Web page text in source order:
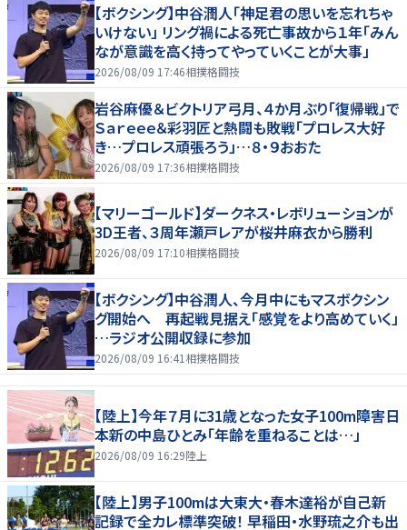
【ボクシング】中谷潤人「神足君の思いを忘れちゃ
いけない」 リング禍による死亡事故から１年「みん
なが意識を高く持ってやっていくことが大事」
2026/08/09 17:46相撲格闘技
岩谷麻優＆ビクトリア弓月、４か月ぶり「復帰戦」で
Ｓａｒｅｅｅ＆彩羽匠と熱闘も敗戦「プロレス大好
き…プロレス頑張ろう」…８・９おおた
2026/08/09 17:36相撲格闘技
【マリーゴールド】ダークネス・レボリューションが
3D王者、３周年瀬戸レアが桜井麻衣から勝利
2026/08/09 17:10相撲格闘技
【ボクシング】中谷潤人、今月中にもマスボクシン
グ開始へ 再起戦見据え「感覚をより高めていく」
…ラジオ公開収録に参加
2026/08/09 16:41 相撲格闘技
【陸上】今年７月に31歳となった女子100m障害日
本新の中島ひとみ「年齢を重ねることは…」
2026/08/09 16:29陸上
【陸上】男子100mは大東大・春木達裕が自己新
記録で全カレ標準突破！ 早稲田・水野琉之介も出